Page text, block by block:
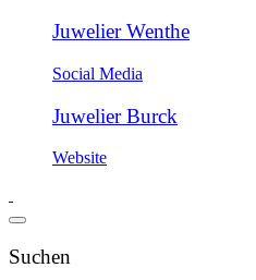
Juwelier Wenthe
Social Media
Juwelier Burck
Website
Suchen